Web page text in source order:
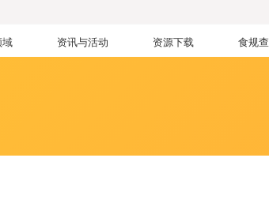
域 资讯与活动 资源下载 食规查